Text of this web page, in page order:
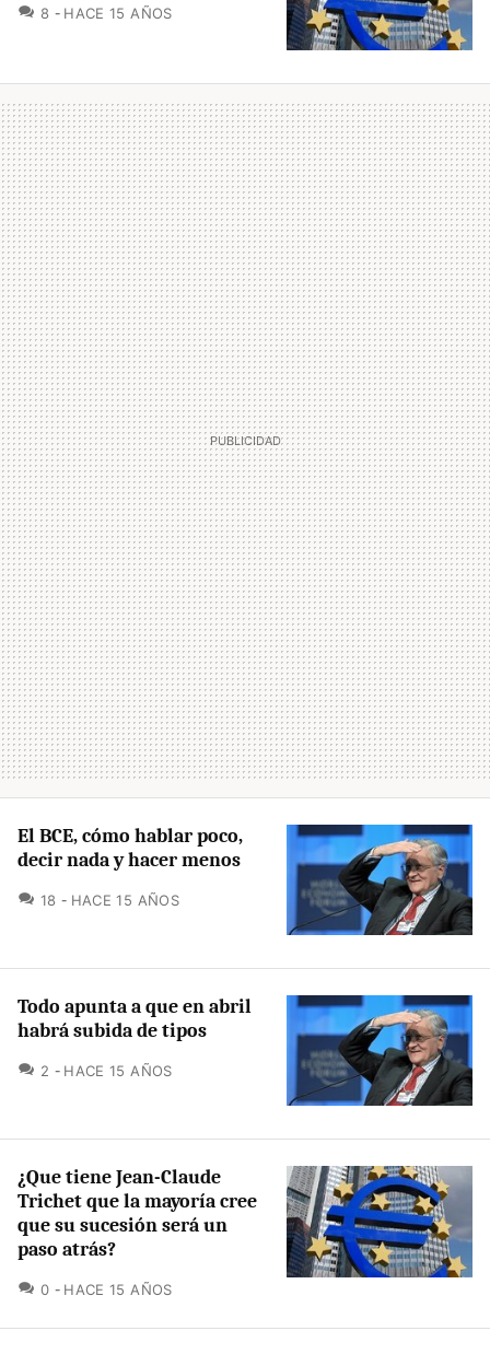
8 COMENTARIOS
HACE 15 AÑOS
El BCE, cómo hablar poco,
decir nada y hacer menos
18 COMENTARIOS
HACE 15 AÑOS
Todo apunta a que en abril
habrá subida de tipos
2 COMENTARIOS
HACE 15 AÑOS
¿Que tiene Jean-Claude
Trichet que la mayoría cree
que su sucesión será un
paso atrás?
0 COMENTARIOS
HACE 15 AÑOS